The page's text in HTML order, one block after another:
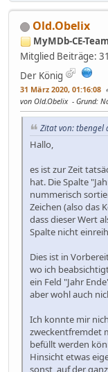
Old.Obelix
MyMDb-CE-Team
Mitglied Beiträge:
Der König
31 März 2020, 01:16:08
von Old.Obelix
Grund:
Zitat von: tbengel
Hallo,
es ist zur Zeit
hat. Die Spalte
nummerisch
Zeichen (also das
dass dieser Wert
Spalte nicht
Dies ist in
wo ich
ein Feld "Jahr
aber wohl auch
Ich konnte mir
zweckentfremdet
befüllt werden
Hinsicht etwas
sonst, auf der